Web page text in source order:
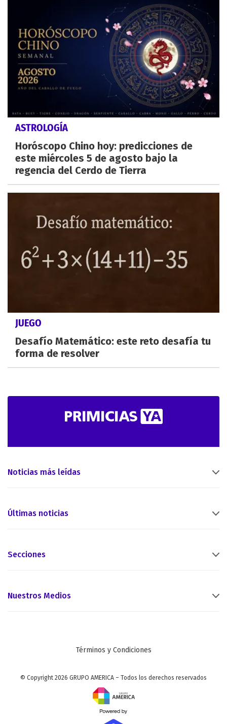
ASTROLOGÍA
Horóscopo Chino hoy: predicciones de
este miércoles 5 de agosto bajo la
regencia del Cerdo de Tierra
JUEGO
Desafío Matemático: este reto desafía tu
forma de resolver
Noticias más leídas
Últimas noticias
Secciones
Nuestros Medios
Términos y Condiciones
© Copyright 2026 GRUPO AMERICA – Todos los derechos reservados